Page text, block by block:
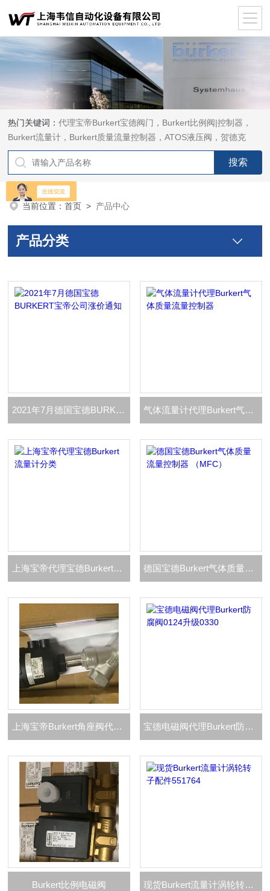
热门关键词：代理宝帝Burkert宝德阀门，Burkert比例阀|控制器，
Burkert流量计，Burkert质量流量控制器，ATOS液压阀，贺德克
HYDAC传感器，ASCO电磁阀，ASCO阀门，REXROTH力士乐阀
泵，安沃驰Aventics电磁阀|气缸，Samson萨姆森定位器
当前位置：首页 > 产品中心
产品分类
2021年7月德国宝德BURKERT宝帝公司涨价通知 气体流量计代理Burkert气体质量流量控制器
上海宝帝代理宝德Burkert流量计分类 德国宝德Burkert气体质量流量控制器 （MFC）
上海宝帝Burkert角座阀代理2000型现货库存 宝德电磁阀代理Burkert防腐阀0124升级0330
Burkert比例电磁阀 现货Burkert流量计涡轮转子配件551764